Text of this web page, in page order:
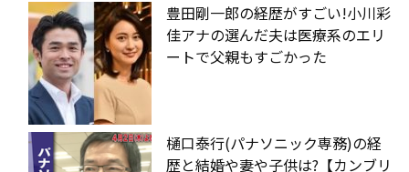
豊田剛一郎の経歴がすごい!小川彩
佳アナの選んだ夫は医療系のエリ
ートで父親もすごかった
樋口泰行(パナソニック専務)の経
歴と結婚や妻や子供は?【カンブリ